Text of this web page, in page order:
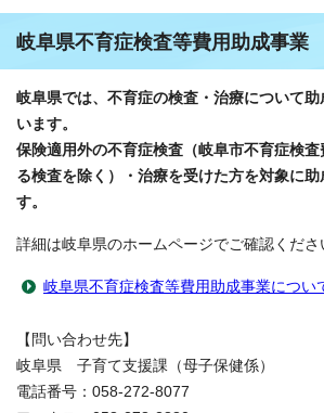
岐阜県不育症検査等費用助成事業
岐阜県では、不育症の検査・治療について
います。
保険適用外の不育症検査（岐阜市不育症検
る検査を除く）・治療を受けた方を対象に助
す。
詳細は岐阜県のホームページでご確認くださ
岐阜県不育症検査等費用助成事業につい
【問い合わせ先】
岐阜県 子育て支援課（母子保健係）
電話番号：058-272-8077